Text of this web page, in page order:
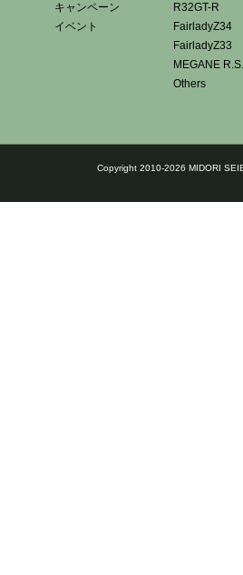
キャンペーン
イベント
R32GT-R
FairladyZ34
FairladyZ33
MEGANE R.S.
Others
Copyright 2010-2026 MIDORI